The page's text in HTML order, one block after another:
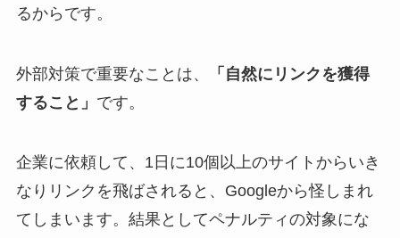
るからです。
外部対策で重要なことは、
「自然にリンクを獲得
すること」 です。
企業に依頼して、1日に10個以上のサイトからいき
なりリンクを飛ばされると、Googleから怪しまれ
てしまいます。結果としてペナルティの対象にな